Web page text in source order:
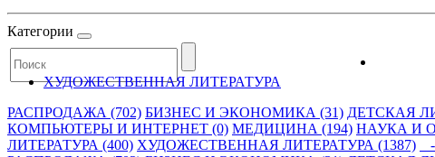
Категории
ХУДОЖЕСТВЕННАЯ ЛИТЕРАТУРА
РАСПРОДАЖА (702) БИЗНЕС И ЭКОНОМИКА (31) ДЕТСКАЯ
КОМПЬЮТЕРЫ И ИНТЕРНЕТ (0) МЕДИЦИНА (194) НАУКА И
ЛИТЕРАТУРА (400) ХУДОЖЕСТВЕННАЯ ЛИТЕРАТУРА (1387) -